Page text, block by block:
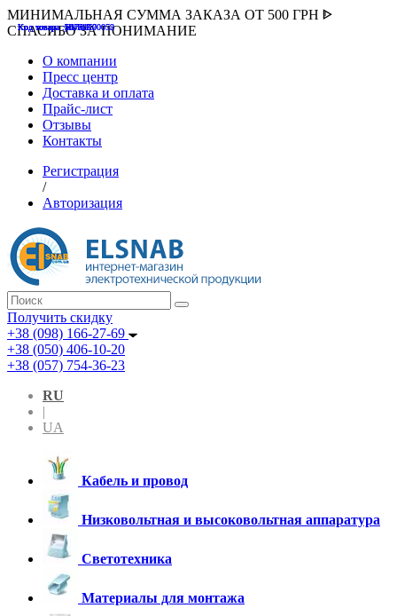
МИНИМАЛЬНАЯ СУММА ЗАКАЗА ОТ 500 ГРН ᐈ
СПАСИБО ЗА ПОНИМАНИЕ
О компании
Пресс центр
Доставка и оплата
Прайс-лист
Отзывы
Контакты
Регистрация
/
Авторизация
Получить скидку
+38 (098) 166-27-69
+38 (050) 406-10-20
+38 (057) 754-36-23
RU
|
UA
Кабель и провод
Низковольтная и высоковольтная аппаратура
Светотехника
Материалы для монтажа
Код товара :507000
Код товара :HUK-K00058
Код товара :Т075177
Код товара :pnsv12
Код товара :HUK-K00072